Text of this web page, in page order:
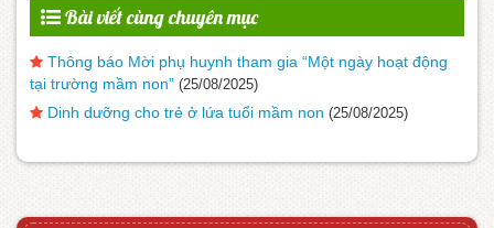
Bài viết cùng chuyên mục
Thông báo Mời phụ huynh tham gia “Một ngày hoạt động
tại trường mầm non” (25/08/2025)
Dinh dưỡng cho trẻ ở lứa tuổi mầm non (25/08/2025)